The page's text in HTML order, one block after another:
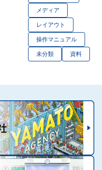
メディア
レイアウト
操作マニュアル
未分類
資料